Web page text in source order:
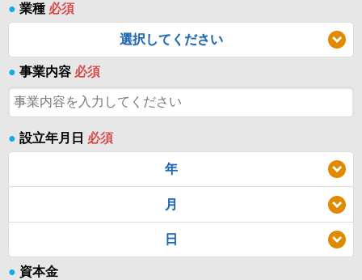
● 業種 必須
選択してください
● 事業内容 必須
● 設立年月日 必須
年
月
日
● 資本金